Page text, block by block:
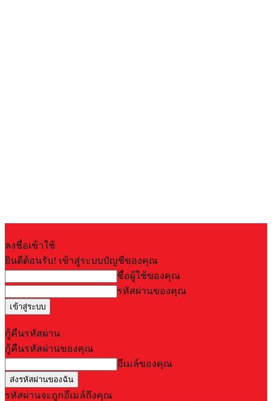
ลงชื่อเข้าใช้
ยินดีต้อนรับ! เข้าสู่ระบบบัญชีของคุณ
ชื่อผู้ใช้ของคุณ
รหัสผ่านของคุณ
กู้คืนรหัสผ่าน
กู้คืนรหัสผ่านของคุณ
อีเมล์ของคุณ
รหัสผ่านจะถูกอีเมล์ถึงคุณ